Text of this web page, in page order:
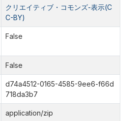
クリエイティブ・コモンズ-表示(C
C-BY)
False
False
d74a4512-0165-4585-9ee6-f66d
718da3b7
application/zip